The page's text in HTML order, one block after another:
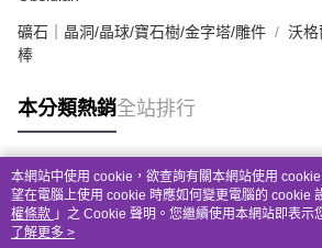
礦石｜晶洞/晶球/寶石樹/金字塔/雕件
沃格
棒
本分類熱銷全站排行
熱門標籤
本網站中使用 cookie，欲查詢有關本網站使用
望在電腦上使用 cookie 時應如何變更電腦的 cookie
權條款 」之 Cookie 聲明。您繼續使用本網站即表示
用條款之 Cookie 聲明使用 cookie。
了解更多 >